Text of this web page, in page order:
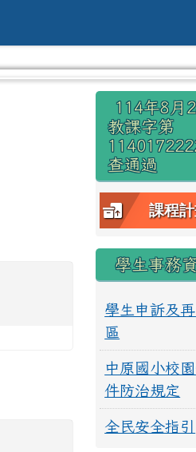
右邊區
114年8月
教課字第
查通過
課程
學生事務
學生申訴及
區
中原國小校
件防治規定
全民安全指引